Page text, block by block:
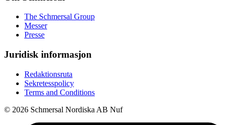
The Schmersal Group
Messer
Presse
Juridisk informasjon
Redaktionsruta
Sekretesspolicy
Terms and Conditions
© 2026 Schmersal Nordiska AB Nuf